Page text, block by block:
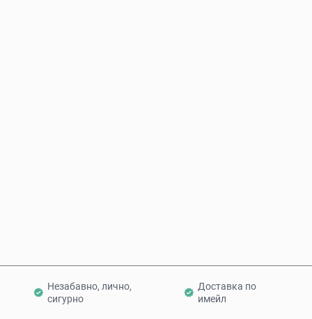
Незабавно, лично,
сигурно
Доставка по
имейл